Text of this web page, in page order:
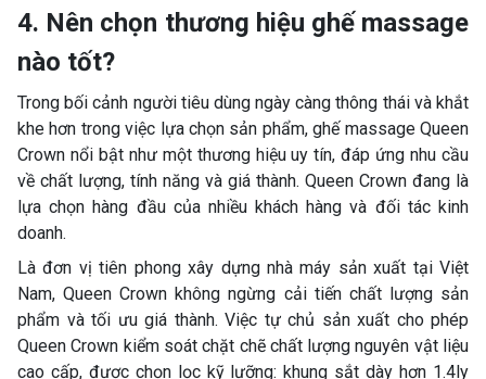
4. Nên chọn thương hiệu ghế massage
nào tốt?
Trong bối cảnh người tiêu dùng ngày càng thông thái và khắt
khe hơn trong việc lựa chọn sản phẩm, ghế massage Queen
Crown nổi bật như một thương hiệu uy tín, đáp ứng nhu cầu
về chất lượng, tính năng và giá thành. Queen Crown đang là
lựa chọn hàng đầu của nhiều khách hàng và đối tác kinh
doanh.
Là đơn vị tiên phong xây dựng nhà máy sản xuất tại Việt
Nam, Queen Crown không ngừng cải tiến chất lượng sản
phẩm và tối ưu giá thành. Việc tự chủ sản xuất cho phép
Queen Crown kiểm soát chặt chẽ chất lượng nguyên vật liệu
cao cấp, được chọn lọc kỹ lưỡng: khung sắt dày hơn 1.4ly